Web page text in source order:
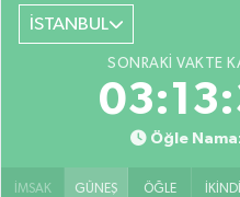
İSTANBUL
SONRAKI VAKTE
Öğle
İMSAK GÜNEŞ ÖĞLE İKINDI